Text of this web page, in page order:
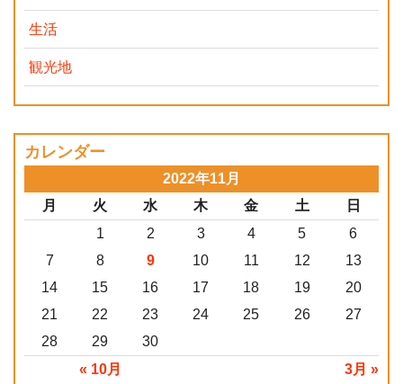
生活
観光地
カレンダー
2022年11月
月
火 水 木 金 土 日
« 10月 3月 »
1 2 3 4 5
6
7
8 9 10 11 12
13
14
15 16 17 18 19
20
21
22 23 24 25 26
27
28
29 30